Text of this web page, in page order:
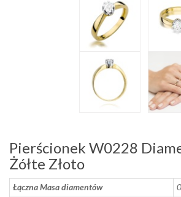
Pierścionek W0228
Żółte Złoto
Łączna Masa diamentów